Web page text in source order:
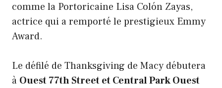
comme la Portoricaine Lisa Colón Zayas,
actrice qui a remporté le prestigieux Emmy
Award.
Le défilé de Thanksgiving de Macy débutera
à Ouest 77th Street et Central Park Ouest